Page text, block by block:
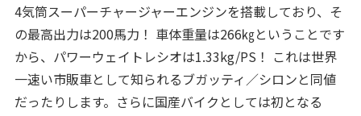
4気筒スーパーチャージャーエンジンを搭載しており、そ
の最高出力は200馬力！ 車体重量は266㎏ということです
から、パワーウェイトレシオは1.33kg/PS！ これは世界
一速い市販車として知られるブガッティ／シロンと同値
だったりします。さらに国産バイクとしては初となる